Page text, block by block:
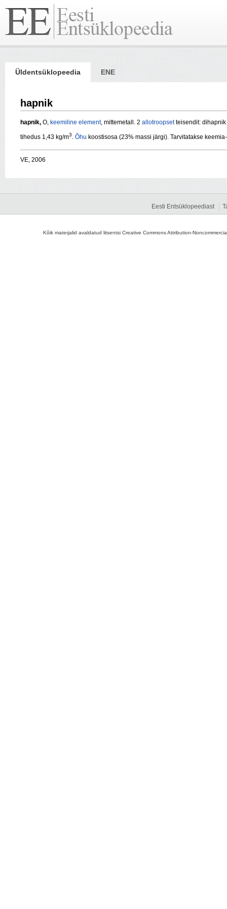
Üldentsüklopeedia ENE
hapnik
hapnik, O, keemiline element, mittemetall. 2 allotroopsetteisendit: dihapnik
tihedus 1,43 kg/m3 Õhu koostisosa (23% massi järgi). Tarvitatakse
VE, 2006
Eesti Entsüklopeediast
Kõik materjalid avaldatud litsentsi Creative Commons Attribution-